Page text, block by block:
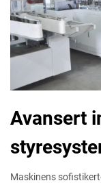
Avansert
Maskinens